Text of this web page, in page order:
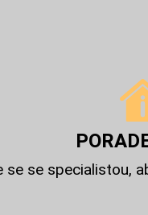
se specialistou,